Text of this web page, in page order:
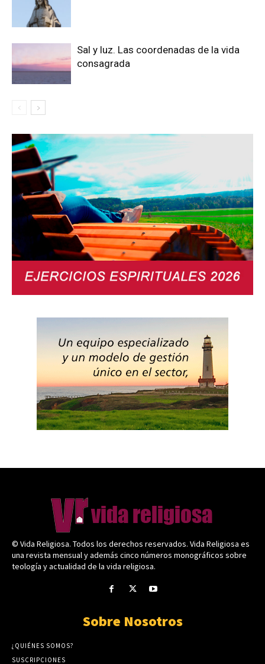
Sal y luz. Las coordenadas de la vida
consagrada
© Vida Religiosa. Todos los derechos reservados. Vida Religiosa es
una revista mensual y además cinco números monográficos sobre
teología y actualidad de la vida religiosa.
Sobre Nosotros
¿QUIÉNES SOMOS?
SUSCRIPCIONES